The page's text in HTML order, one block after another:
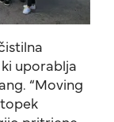
uporablja
“Moving